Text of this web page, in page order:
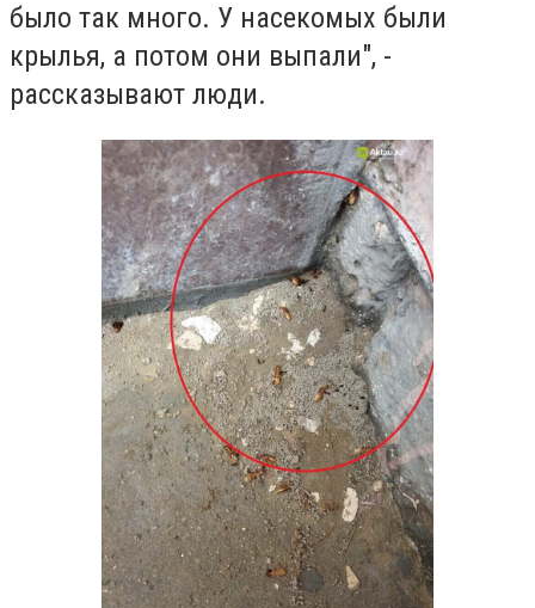
было так много. У насекомых были
крылья, а потом они выпали", -
рассказывают люди.